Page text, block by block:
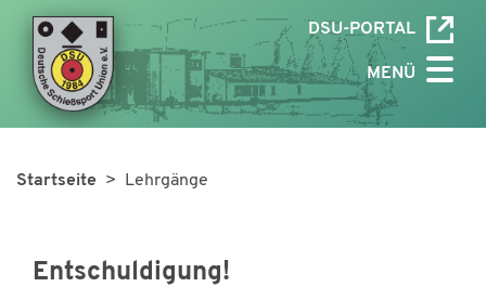
DSU-PORTAL
MENÜ
Startseite > Lehrgänge
Entschuldigung!